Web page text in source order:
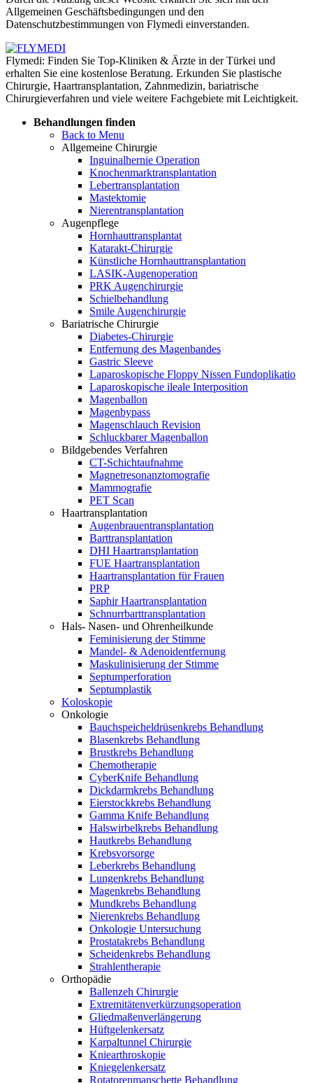
Allgemeinen Geschäftsbedingungen und den
Datenschutzbestimmungen von Flymedi einverstanden.
Flymedi: Finden Sie Top-Kliniken & Ärzte in der Türkei und
erhalten Sie eine kostenlose Beratung. Erkunden Sie plastische
Chirurgie, Haartransplantation, Zahnmedizin, bariatrische
Chirurgieverfahren und viele weitere Fachgebiete mit Leichtigkeit.
Behandlungen finden
Back to Menu
Allgemeine Chirurgie
Inguinalhernie Operation
Knochenmarktransplantation
Lebertransplantation
Mastektomie
Nierentransplantation
Augenpflege
Hornhauttransplantat
Katarakt-Chirurgie
Künstliche Hornhauttransplantation
LASIK-Augenoperation
PRK Augenchirurgie
Schielbehandlung
Smile Augenchirurgie
Bariatrische Chirurgie
Diabetes-Chirurgie
Entfernung des Magenbandes
Gastric Sleeve
Laparoskopische Floppy Nissen Fundoplikatio
Laparoskopische ileale Interposition
Magenballon
Magenbypass
Magenschlauch Revision
Schluckbarer Magenballon
Bildgebendes Verfahren
CT-Schichtaufnahme
Magnetresonanztomografie
Mammografie
PET Scan
Haartransplantation
Augenbrauentransplantation
Barttransplantation
DHI Haartransplantation
FUE Haartransplantation
Haartransplantation für Frauen
PRP
Saphir Haartransplantation
Schnurrbarttransplantation
Hals- Nasen- und Ohrenheilkunde
Feminisierung der Stimme
Mandel- & Adenoidentfernung
Maskulinisierung der Stimme
Septumperforation
Septumplastik
Koloskopie
Onkologie
Bauchspeicheldrüsenkrebs Behandlung
Blasenkrebs Behandlung
Brustkrebs Behandlung
Chemotherapie
CyberKnife Behandlung
Dickdarmkrebs Behandlung
Eierstockkrebs Behandlung
Gamma Knife Behandlung
Halswirbelkrebs Behandlung
Hautkrebs Behandlung
Krebsvorsorge
Leberkrebs Behandlung
Lungenkrebs Behandlung
Magenkrebs Behandlung
Mundkrebs Behandlung
Nierenkrebs Behandlung
Onkologie Untersuchung
Prostatakrebs Behandlung
Scheidenkrebs Behandlung
Strahlentherapie
Orthopädie
Ballenzeh Chirurgie
Extremitätenverkürzungsoperation
Gliedmaßenverlängerung
Hüftgelenkersatz
Karpaltunnel Chirurgie
Kniearthroskopie
Kniegelenkersatz
Rotatorenmanschette Behandlung